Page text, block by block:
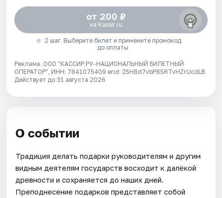
от 200 ₽
на Kassir.ru
2 шаг. Выберите билет и примените промокод
до оплаты
Реклама. ООО "КАССИР.РУ-НАЦИОНАЛЬНЫЙ БИЛЕТНЫЙ
ОПЕРАТОР", ИНН: 7841075409 erid: 25H8d7vbP8SRTvHZrUcdLB.
Действует до 31 августа 2026
О событии
Традиция делать подарки руководителям и другим
видным деятелям государств восходит к далёкой
древности и сохраняется до наших дней.
Преподнесение подарков представляет собой